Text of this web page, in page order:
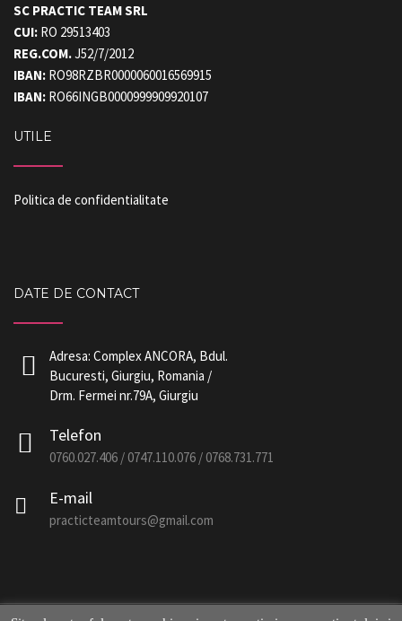
SC PRACTIC TEAM SRL
CUI: RO 29513403
REG.COM.J52/7/2012
IBAN: RO98RZBR0000060016569915
IBAN: RO66INGB0000999909920107
UTILE
Politica de confidentialitate
DATE DE CONTACT
Adresa: Complex ANCORA, Bdul.
Bucuresti, Giurgiu, Romania /
Drm. Fermei nr.79A, Giurgiu
Telefon
0760.027.406 / 0747.110.076 / 0768.731.771
E-mail
practicteamtours@gmail.com
WhatsApp